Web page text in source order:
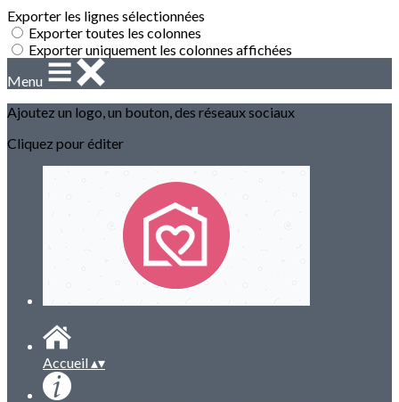
Exporter les lignes sélectionnées
Exporter toutes les colonnes
Exporter uniquement les colonnes affichées
Menu
Ajoutez un logo, un bouton, des réseaux sociaux
Cliquez pour éditer
Accueil ▴▾